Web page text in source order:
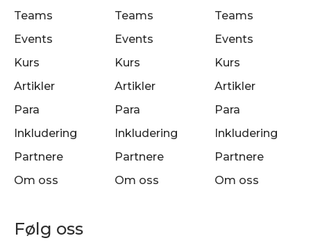
Teams
Events
Kurs
Artikler
Para
Inkludering
Partnere
Om oss
Teams
Events
Kurs
Artikler
Para
Inkludering
Partnere
Om oss
Teams
Events
Kurs
Artikler
Para
Inkludering
Partnere
Om oss
Følg oss